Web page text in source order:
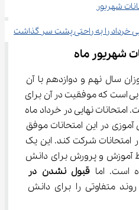
شهریور
خرداد را به راحتی پشت سر گذاشت
شهریور ماه
سال نهم و دوازدهم با آن
است که موفقیت در آن برای
نهایی در خرداد ماه
دانش آموزی در این امتحانات موفق
امتحانات شرکت کند. این یک
و پرورش برای دانش
است. اما قبول نشدن در
روند متفاوتی را برای دانش